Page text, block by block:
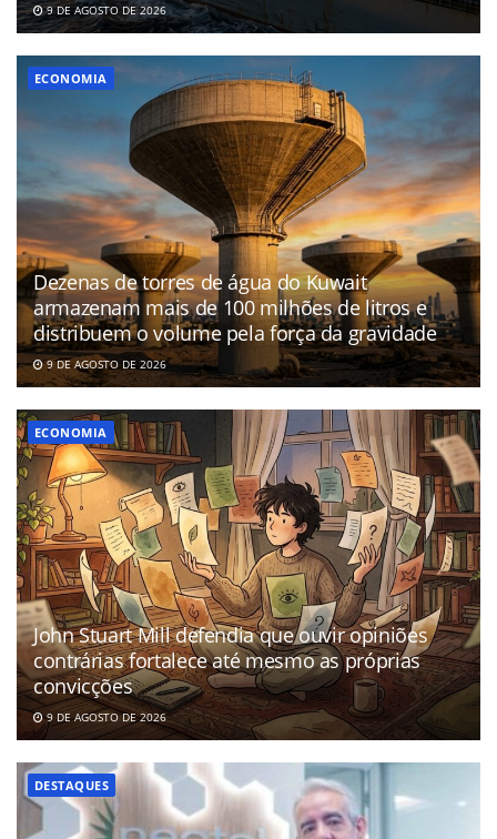
9 DE AGOSTO DE 2026
ECONOMIA
Dezenas de torres de água do Kuwait
armazenam mais de 100 milhões de litros e
distribuem o volume pela força da gravidade
9 DE AGOSTO DE 2026
ECONOMIA
John Stuart Mill defendia que ouvir opiniões
contrárias fortalece até mesmo as próprias
convicções
9 DE AGOSTO DE 2026
DESTAQUES